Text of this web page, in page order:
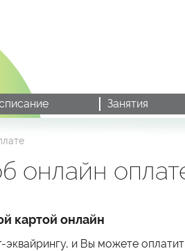
Занятия
онлайн
картой онлайн
и Вы можете